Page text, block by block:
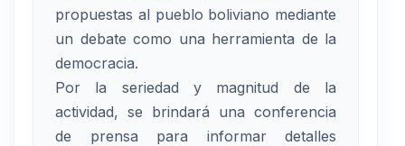
propuestas al pueblo boliviano mediante
un debate como una herramienta de la
democracia.
Por la seriedad y magnitud de la
actividad, se brindará una conferencia
de prensa para informar detalles